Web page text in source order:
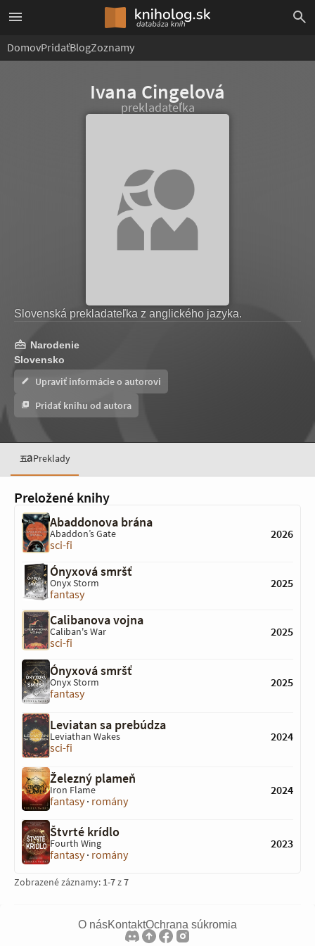
DomovPridaťBlogZoznamy
Ivana Cingelová
prekladateľka
Slovenská prekladateľka z anglického jazyka.
Narodenie
Slovensko
Upraviť informácie o autorovi
Pridať knihu od autora
Preklady
Preložené knihy
Abaddonova brána
Abaddon’s Gate
sci-fi
2026
Ónyxová smršť
Onyx Storm
fantasy
2025
Calibanova vojna
Caliban's War
sci-fi
2025
Ónyxová smršť
Onyx Storm
fantasy
2025
Leviatan sa prebúdza
Leviathan Wakes
sci-fi
2024
Železný plameň
Iron Flame
fantasy· romány
2024
Štvrté krídlo
Fourth Wing
fantasy· romány
2023
Zobrazené záznamy: 1-7z7
O násKontaktOchrana súkromia